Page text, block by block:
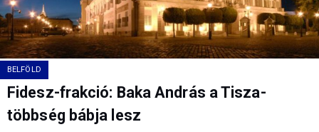
BELFÖLD
Fidesz-frakció: Baka András a Tisza-
többség bábja lesz